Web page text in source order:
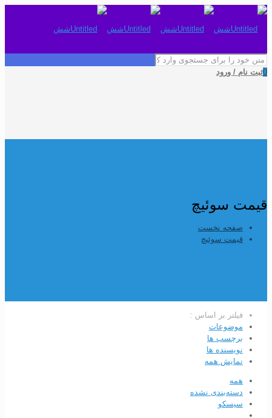
0ثبت نام / ورود
قیمت سوئیچ
صفحه نخست
قیمت سوئیچ
فیلتر بر اساس :
موضوعات
برچسب ها
نویسنده ها
نمایش همه
همه
دسته‌بندی نشده
سیسکو